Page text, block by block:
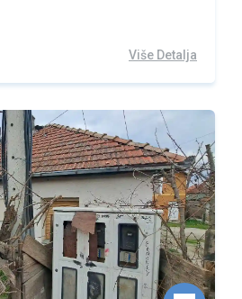
Više Detalja